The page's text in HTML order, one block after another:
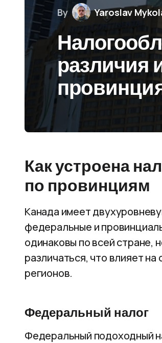
By Yaroslav
различия
Как устроена
по провинциям
Канада имеет
федеральные и
одинаковы по всей стране,
различаться, что влияет
регионов.
Федеральный налог
Федеральный подоходный